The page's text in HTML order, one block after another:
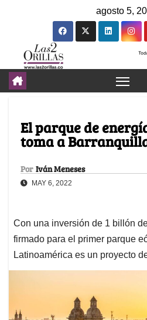
agosto 5,
El parque de
toma a
Por Iván Meneses
MAY 6, 2022
Con una inversión de 1 billón
firmado para el primer parque
Latinoamérica es un proyecto